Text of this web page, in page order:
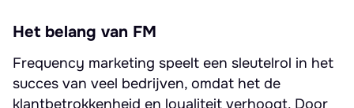
Het belang van FM
Frequency marketing speelt een sleutelrol in het
succes van veel bedrijven, omdat het de
klantbetrokkenheid en loyaliteit verhoogt. Door